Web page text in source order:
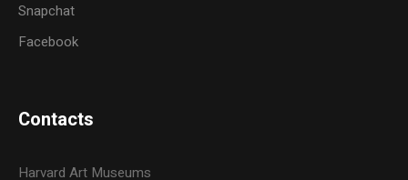
Snapchat
Facebook
Contacts
Harvard Art Museums